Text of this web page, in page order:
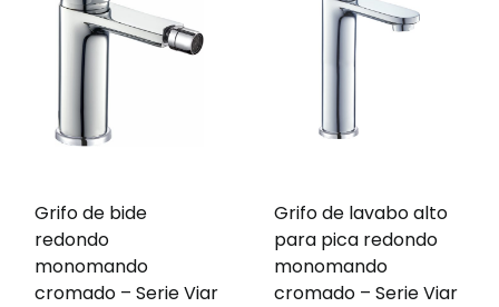
Grifo de bide
redondo
monomando
cromado – Serie Viar
Grifo de lavabo alto
para pica redondo
monomando
cromado – Serie Viar